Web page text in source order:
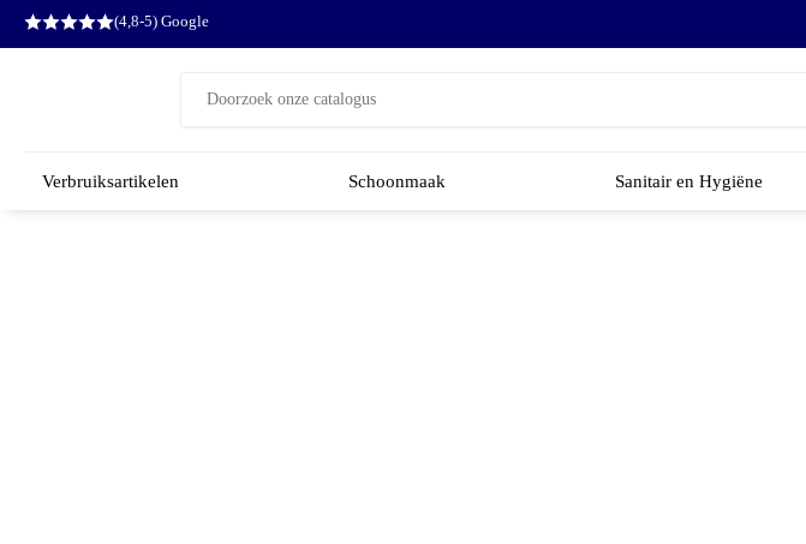
(4,8-5) Google
Zoeken
Verbruiksartikelen Schoonmaak Sanitair en Hygiëne